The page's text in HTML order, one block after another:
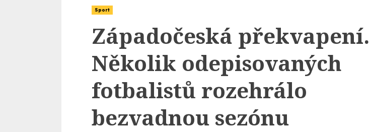
Sport
Západočeská překvapení.
Několik odepisovaných
fotbalistů rozehrálo
bezvadnou sezónu